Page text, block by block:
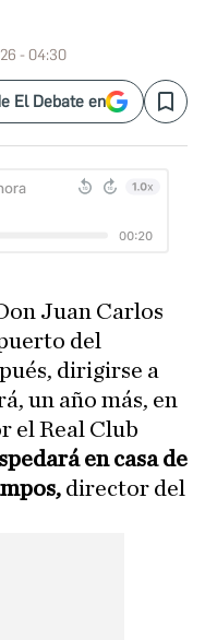
- 04:30
El Debate en Save
Juan Carlos
del
dirigirse a
un año más, en
el Real Club
en casa de
director del